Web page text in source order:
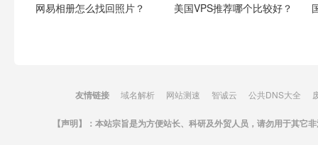
网易相册怎么找回照片？ 美国VPS推荐哪个比较好？
友情链接 域名解析 网站测速 智诚云 公共DNS大全
【声明】：本站宗旨是为方便站长、科研及外贸人员，请勿用于其